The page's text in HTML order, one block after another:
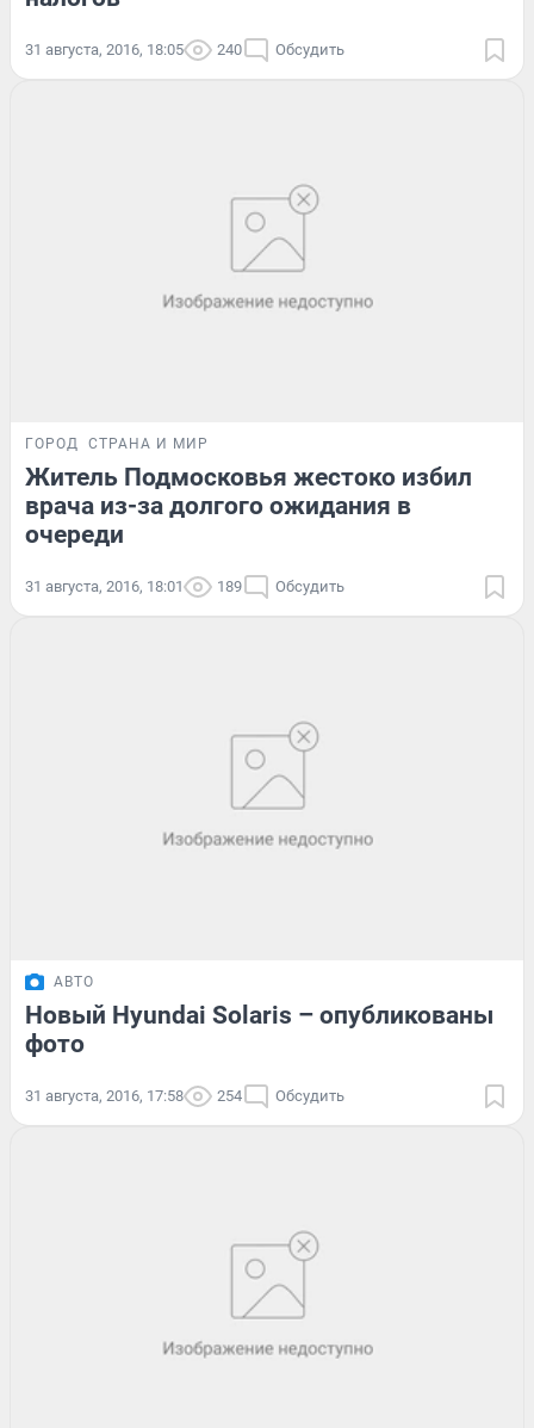
31 августа, 2016, 18:05 240 Обсудить
ГОРОД СТРАНА И МИР
Житель Подмосковья жестоко избил
врача из-за долгого ожидания в
очереди
31 августа, 2016, 18:01 189 Обсудить
АВТО
Новый Hyundai Solaris – опубликованы
фото
31 августа, 2016, 17:58 254 Обсудить